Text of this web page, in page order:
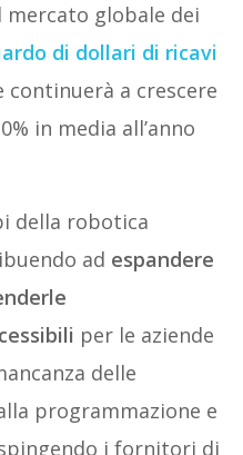
globale dei
di dollari di ricavi
continuerà a crescere
in media all’anno
della robotica
ad espandere
per le aziende
delle
programmazione e
i fornitori di